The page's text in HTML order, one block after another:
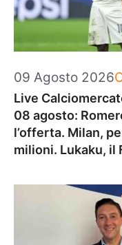
09 Agosto 2026
Live
08 agosto:
l’offerta. Milan,
milioni. Lukaku, il